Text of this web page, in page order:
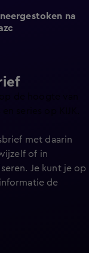
na
de hoogte van
met daarin
of in
Je kunt je op
de